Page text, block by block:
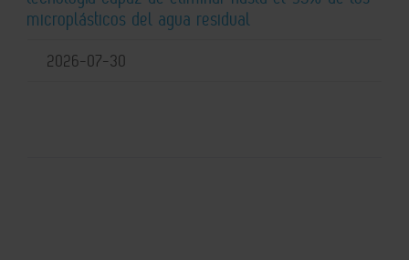
microplásticos del agua residual
2026-07-30